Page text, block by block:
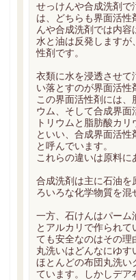
せっけんや合成洗剤で
は、どちらも界面活性
んや合成洗剤では内容
水と油は反発しますが
性剤です。
衣類に水を浸透させて
い落とすのが界面活性
この界面活性剤には、
ウム、そして合成界面
トリウムと脂肪酸カリ
といい、合成界面活性
と呼んでいます。
これらの違いは原料に
合成洗剤は主に石油を
ろいろな化学物質を混
一方、石けんはパーム
とアルカリで作られ
ても安全なのはその理
丸洗いはどんなにゆす
ほとんどの布団丸洗い
ています。しかしデア